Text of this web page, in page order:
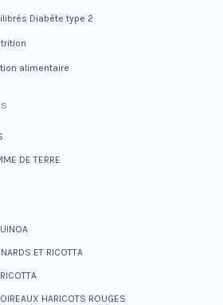
Diabète type 2
alimentaire
DE TERRE
ET RICOTTA
HARICOTS ROUGES